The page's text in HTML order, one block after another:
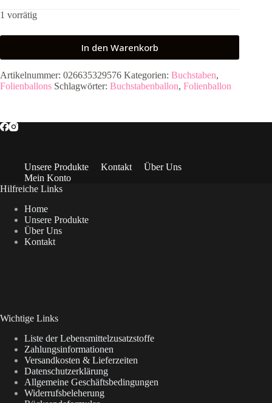
1 vorrätig
In den Warenkorb
Artikelnummer: 026635329576 Kategorien: Buchstaben,
Folienballons Schlagwörter: Buchstabenballon, Folienballon
Unsere Produkte Kontakt
Über Uns
Mein Konto
Hilfreiche Links
Home
Unsere Produkte
Über Uns
Kontakt
Wichtige Links
Liste der Lebensmittelzusatzstoffe
Zahlungsinformationen
Versandkosten & Lieferzeiten
Datenschutzerklärung
Allgemeine Geschäftsbedingungen
Widerrufsbeleherung